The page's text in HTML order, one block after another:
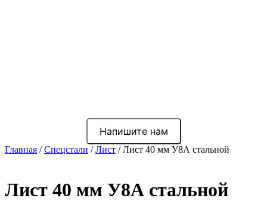
Напишите нам
Главная /Спецстали /Лист / Лист 40 мм У8А стальной
Лист 40 мм У8А стальной